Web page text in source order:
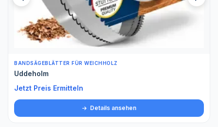
BANDSÄGEBLÄTTER FÜR WEICHHOLZ
Uddeholm
Jetzt Preis Ermitteln
Details ansehen